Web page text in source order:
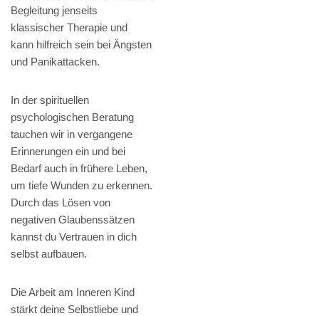
Begleitung jenseits
klassischer Therapie und
kann hilfreich sein bei Ängsten
und Panikattacken.
In der spirituellen
psychologischen Beratung
tauchen wir in vergangene
Erinnerungen ein und bei
Bedarf auch in frühere Leben,
um tiefe Wunden zu erkennen.
Durch das Lösen von
negativen Glaubenssätzen
kannst du Vertrauen in dich
selbst aufbauen.
Die Arbeit am Inneren Kind
stärkt deine Selbstliebe und